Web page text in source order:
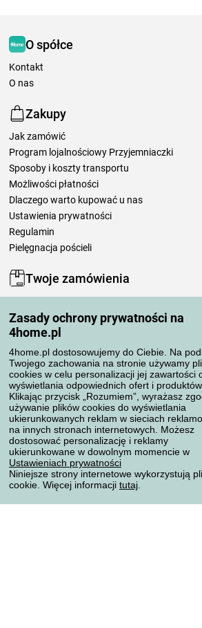
Zasady ochrony prywatności na
4home.pl
4home.pl dostosowujemy do Ciebie. Na
Twojego zachowania na stronie używamy
cookies w celu personalizacji jej zawartości
wyświetlania odpowiednich ofert i produktów.
Klikając przycisk „Rozumiem”, wyrażasz
używanie plików cookies do wyświetlania
ukierunkowanych reklam w sieciach
na innych stronach internetowych. Możesz
dostosować personalizację i reklamy
ukierunkowane w dowolnym momencie w
Ustawieniach prywatności
Niniejsze strony internetowe wykorzystują
cookie. Więcej informacji tutaj
O spółce
Kontakt
O nas
Zakupy
Jak zamówić
Program lojalnościowy Przyjemniaczki
Sposoby i koszty transportu
Możliwości płatności
Dlaczego warto kupować u nas
Ustawienia prywatności
Regulamin
Pielęgnacja pościeli
Twoje zamówienia
Moje zamówienia
Reklamacje
Odstąpienie od umowy
Zasady przetwarzania recenzji
Sposoby transportu
Metody płatności